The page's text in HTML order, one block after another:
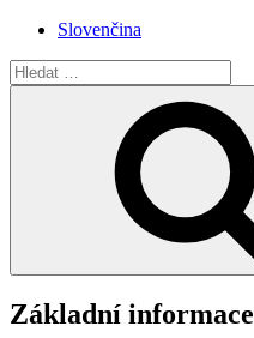
Slovenčina
Hledat:
Základní informace